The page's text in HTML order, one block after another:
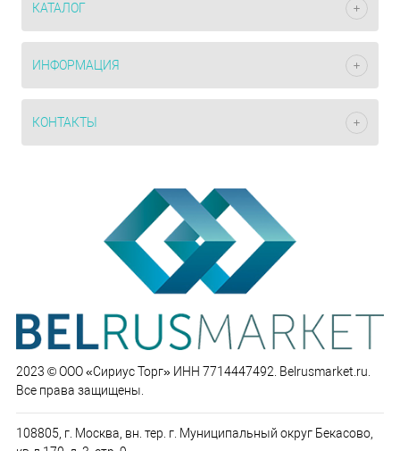
КАТАЛОГ
ИНФОРМАЦИЯ
КОНТАКТЫ
2023 © ООО «Сириус Торг» ИНН 7714447492. Belrusmarket.ru.
Все права защищены.
108805, г. Москва, вн. тер. г. Муниципальный округ Бекасово,